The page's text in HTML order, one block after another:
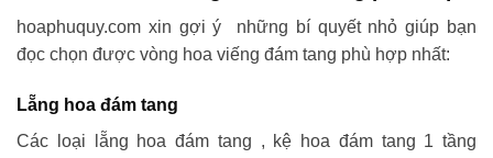
hoaphuquy.com xin gợi ý những bí quyết nhỏ giúp bạn
đọc chọn được vòng hoa viếng đám tang phù hợp nhất:
Lẵng hoa đám tang
Các loại lẵng hoa đám tang , kệ hoa đám tang 1 tầng